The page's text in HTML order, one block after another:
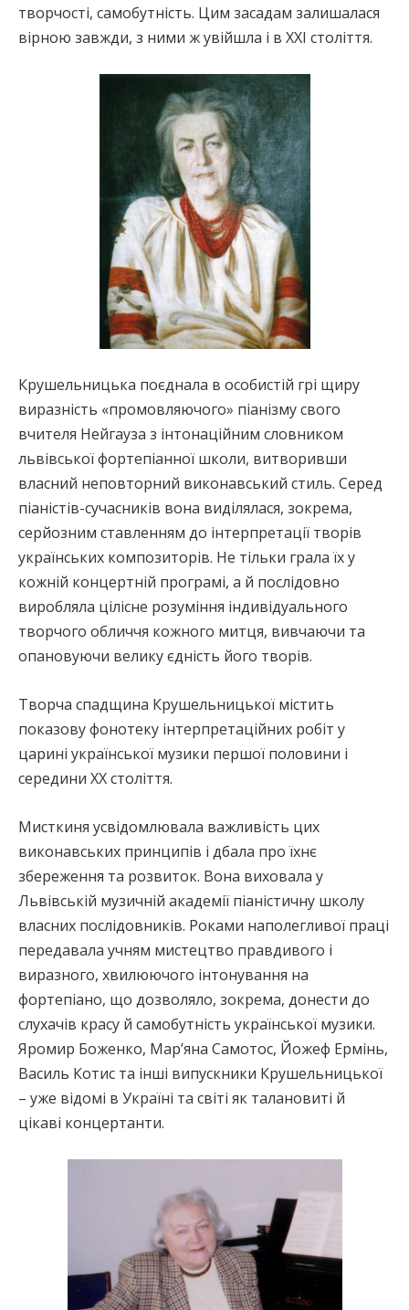
творчості, самобутність. Цим засадам залишалася
вірною завжди, з ними ж увійшла і в ХХІ століття.
Крушельницька поєднала в особистій грі щиру
виразність «промовляючого» піанізму свого
вчителя Нейгауза з інтонаційним словником
львівської фортепіанної школи, витворивши
власний неповторний виконавський стиль. Серед
піаністів-сучасників вона виділялася, зокрема,
серйозним ставленням до інтерпретації творів
українських композиторів. Не тільки грала їх у
кожній концертній програмі, а й послідовно
виробляла цілісне розуміння індивідуального
творчого обличчя кожного митця, вивчаючи та
опановуючи велику єдність його творів.
Творча спадщина Крушельницької містить
показову фонотеку інтерпретаційних робіт у
царині української музики першої половини і
середини ХХ століття.
Мисткиня усвідомлювала важливість цих
виконавських принципів і дбала про їхнє
збереження та розвиток. Вона виховала у
Львівській музичній академії піаністичну школу
власних послідовників. Роками наполегливої праці
передавала учням мистецтво правдивого і
виразного, хвилюючого інтонування на
фортепіано, що дозволяло, зокрема, донести до
слухачів красу й самобутність української музики.
Яромир Боженко, Мар’яна Самотос, Йожеф Ермінь,
Василь Котис та інші випускники Крушельницької
– уже відомі в Україні та світі як талановиті й
цікаві концертанти.